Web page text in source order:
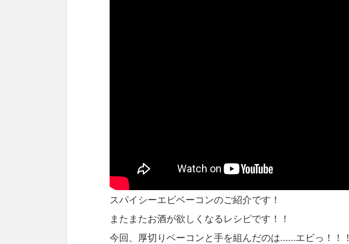
スパイシーエビベーコンのご紹介です！
またまたお酒が欲しくなるレシピです！！
今回、厚切りベーコンと手を組んだのは……エビっ！！！